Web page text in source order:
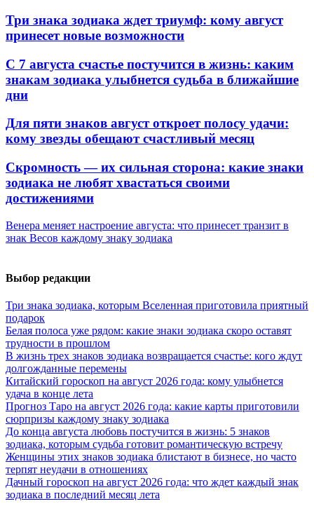
Три знака зодиака ждет триумф: кому август
принесет новые возможности
С 7 августа счастье постучится в жизнь: каким
знакам зодиака улыбнется судьба в ближайшие
дни
Для пяти знаков август откроет полосу удачи:
кому звезды обещают счастливый месяц
Скромность — их сильная сторона: какие знаки
зодиака не любят хвастаться своими
достижениями
Венера меняет настроение августа: что принесет транзит в
знак Весов каждому знаку зодиака
Выбор редакции
Три знака зодиака, которым Вселенная приготовила приятный
подарок
Белая полоса уже рядом: какие знаки зодиака скоро оставят
трудности в прошлом
В жизнь трех знаков зодиака возвращается счастье: кого ждут
долгожданные перемены
Китайский гороскоп на август 2026 года: кому улыбнется
удача в конце лета
Прогноз Таро на август 2026 года: какие карты приготовили
сюрпризы каждому знаку зодиака
До конца августа любовь постучится в жизнь: 5 знаков
зодиака, которым судьба готовит романтическую встречу
Женщины этих знаков зодиака блистают в бизнесе, но часто
терпят неудачи в отношениях
Дачный гороскоп на август 2026 года: что ждет каждый знак
зодиака в последний месяц лета